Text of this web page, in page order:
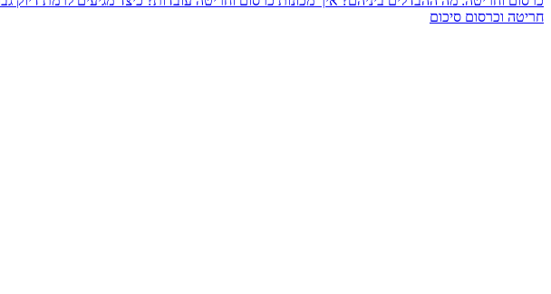
חריטה וכרסום סיכום